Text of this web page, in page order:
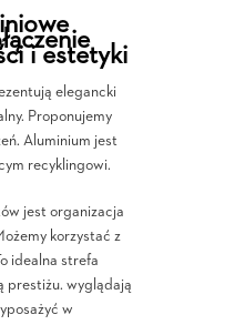
i estetyki
elegancki
Proponujemy
Aluminium jest
recyklingowi.
jest organizacja
korzystać z
idealna strefa
prestiżu. wyglądają
w